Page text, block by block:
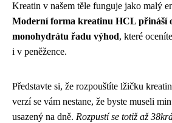
Kreatin v našem těle funguje jako malý
Moderní forma kreatinu HCL přináší
monohydrátu řadu výhod, které
i v peněžence.
Představte si, že rozpouštíte lžičku
verzí se vám nestane, že byste museli
usazený na dně. Rozpustí se totiž až